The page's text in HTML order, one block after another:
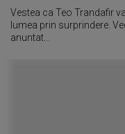
Vestea ca Teo Trandafir
lumea prin surprindere.
anuntat...